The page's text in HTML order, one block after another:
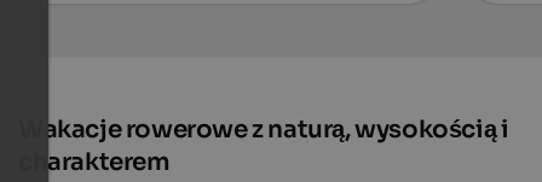
Wakacje rowerowe z naturą, wysokością i
charakterem